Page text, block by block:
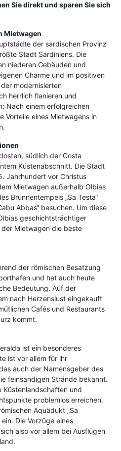
Sie direkt und sparen Sie sich
Mietwagen
der sardischen Provinz
Stadt Sardiniens. Die
niederen Gebäuden und
Charme und im positiven
modernisierten
herrlich flanieren und
Nach einem erfolgreichen
Vorteile eines Mietwagens in
südlich der Costa
Küstenabschnitt. Die Stadt
Jahrhundert vor Christus
Mietwagen außerhalb Olbias
Brunnentempels „Sa Testa“
Abbas“ besuchen. Um diese
geschichtsträchtiger
Mietwagen die beste
der römischen Besatzung
und hat auch heute
Bedeutung. Auf der
nach Herzenslust eingekauft
Cafés und Restaurants
kommt.
ist ein besonderes
ist vor allem für ihr
auch der Namensgeber des
feinsandigen Strände bekannt.
Küstenlandschaften und
problemlos erreichen.
Aquädukt „Sa
Die Vorzüge eines
also vor allem bei Ausflügen